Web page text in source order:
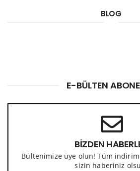
BLOG
E-BÜLTEN
BİZDEN
Bültenimize üye olun! Tüm
sizin haberiniz